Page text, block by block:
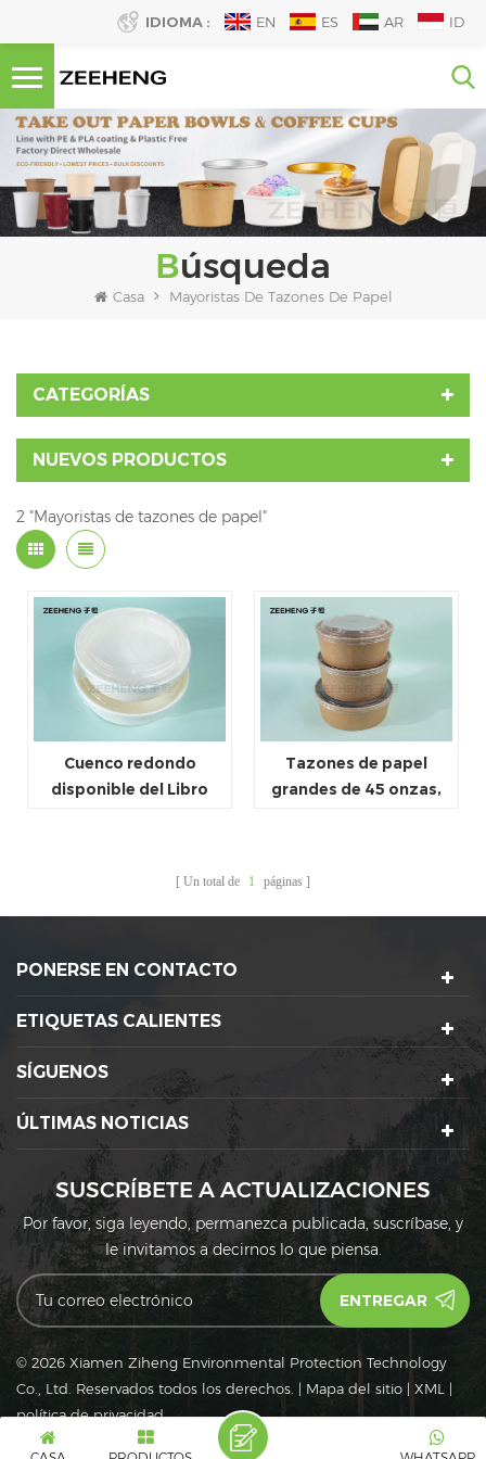
IDIOMA : EN ES AR ID
Búsqueda
Casa Mayoristas De Tazones De Papel
CATEGORÍAS
NUEVOS PRODUCTOS
2 "Mayoristas de tazones de papel"
Cuenco redondo
disponible del Libro
envase de papel
120ml~1500ml
Tazones de papel
grandes de 45 onzas,
fiestas para alimentos
fríos y calientes,
Un total de 1 páginas
PONERSE EN CONTACTO
ETIQUETAS CALIENTES
SÍGUENOS
ÚLTIMAS NOTICIAS
SUSCRÍBETE A ACTUALIZACIONES
Por favor, siga leyendo, permanezca publicada, suscríbase, y
le invitamos a decirnos lo que piensa.
© 2026 Xiamen Ziheng Environmental Protection Technology
Co., Ltd. Reservados todos los derechos. | Mapa del sitio | XML |
política de privacidad
IPv6
Red IPv6 admitida